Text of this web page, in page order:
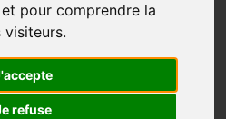
pour comprendre la
visiteurs.
refuse